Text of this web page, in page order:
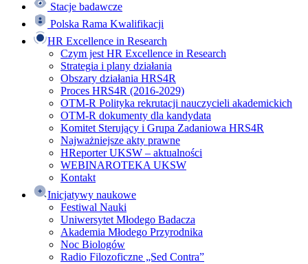
Stacje badawcze
Polska Rama Kwalifikacji
HR Excellence in Research
Czym jest HR Excellence in Research
Strategia i plany działania
Obszary działania HRS4R
Proces HRS4R (2016-2029)
OTM-R Polityka rekrutacji nauczycieli akademickich
OTM-R dokumenty dla kandydata
Komitet Sterujący i Grupa Zadaniowa HRS4R
Najważniejsze akty prawne
HReporter UKSW – aktualności
WEBINAROTEKA UKSW
Kontakt
Inicjatywy naukowe
Festiwal Nauki
Uniwersytet Młodego Badacza
Akademia Młodego Przyrodnika
Noc Biologów
Radio Filozoficzne „Sed Contra”